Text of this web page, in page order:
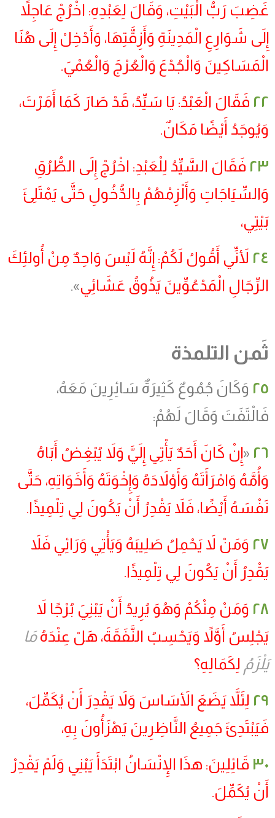
غَضِبَ رَبُّ الْبَيْتِ، وَقَالَ لِعَبْدِهِ: اخْرُجْ عَاجِلاً
إِلَى شَوَارِعِ الْمَدِينَةِ وَأَزِقَّتِهَا، وَأَدْخِلْ إِلَى هُنَا
الْمَسَاكِينَ وَالْجُدْعَ وَالْعُرْجَ وَالْعُمْيَ.
٢٢ فَقَالَ الْعَبْدُ: يَا سَيِّدُ، قَدْ صَارَ كَمَا أَمَرْتَ،
وَيُوجَدُ أَيْضًا مَكَانٌ.
٢٣ فَقَالَ السَّيِّدُ لِلْعَبْدِ: اخْرُجْ إِلَى الطُّرُقِ
وَالسِّيَاجَاتِ وَأَلْزِمْهُمْ بِالدُّخُولِ حَتَّى يَمْتَلِئَ
بَيْتِي،
٢٤ لأَنِّي أَقُولُ لَكُمْ: إِنَّهُ لَيْسَ وَاحِدٌ مِنْ أُولئِكَ
الرِّجَالِ الْمَدْعُوِّينَ يَذُوقُ عَشَائِي».
ثَمن التلمذة
٢٥ وَكَانَ جُمُوعٌ كَثِيرَةٌ سَائِرِينَ مَعَهُ،
فَالْتَفَتَ وَقَالَ لَهُمْ:
٢٦ «إِنْ كَانَ أَحَدٌ يَأْتِي إِلَيَّ وَلاَ يُبْغِضُ أَبَاهُ
وَأُمَّهُ وَامْرَأَتَهُ وَأَوْلاَدَهُ وَإِخْوَتَهُ وَأَخَوَاتِهِ، حَتَّى
نَفْسَهُ أَيْضًا، فَلاَ يَقْدِرُ أَنْ يَكُونَ لِي تِلْمِيذًا.
٢٧ وَمَنْ لاَ يَحْمِلُ صَلِيبَهُ وَيَأْتِي وَرَائِي فَلاَ
يَقْدِرُ أَنْ يَكُونَ لِي تِلْمِيذًا.
٢٨ وَمَنْ مِنْكُمْ وَهُوَ يُرِيدُ أَنْ يَبْنِيَ بُرْجًا لاَ
يَجْلِسُ أَوَّلاً وَيَحْسِبُ النَّفَقَةَ، هَلْ عِنْدَهُمَا
يَلْزَمُ لِكَمَالِهِ؟
٢٩ لِئَلاَّ يَضَعَ الأَسَاسَ وَلاَ يَقْدِرَ أَنْ يُكَمِّلَ،
فَيَبْتَدِئَ جَمِيعُ النَّاظِرِينَ يَهْزَأُونَ بِهِ،
٣٠ قَائِلِينَ: هذَا الإِنْسَانُ ابْتَدَأَ يَبْنِي وَلَمْ يَقْدِرْ
أَنْ يُكَمِّلَ.